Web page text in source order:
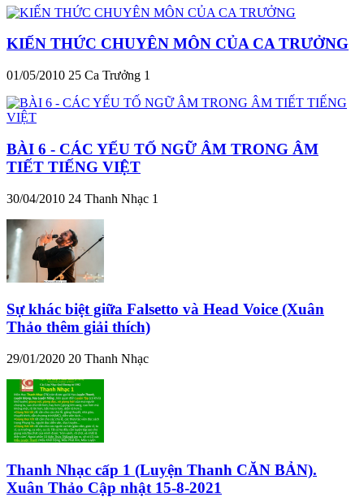
KIẾN THỨC CHUYÊN MÔN CỦA CA TRƯỞNG
01/05/2010 25 Ca Trưởng 1
BÀI 6 - CÁC YẾU TỐ NGỮ ÂM TRONG ÂM
TIẾT TIẾNG VIỆT
30/04/2010 24 Thanh Nhạc 1
Sự khác biệt giữa Falsetto và Head Voice (Xuân
Thảo thêm giải thích)
29/01/2020 20 Thanh Nhạc
Thanh Nhạc cấp 1 (Luyện Thanh CĂN BẢN).
Xuân Thảo Cập nhật 15-8-2021